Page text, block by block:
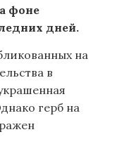
фоне
дней.
на
в
герб на